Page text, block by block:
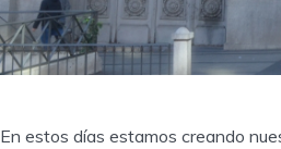
En estos días estamos creando